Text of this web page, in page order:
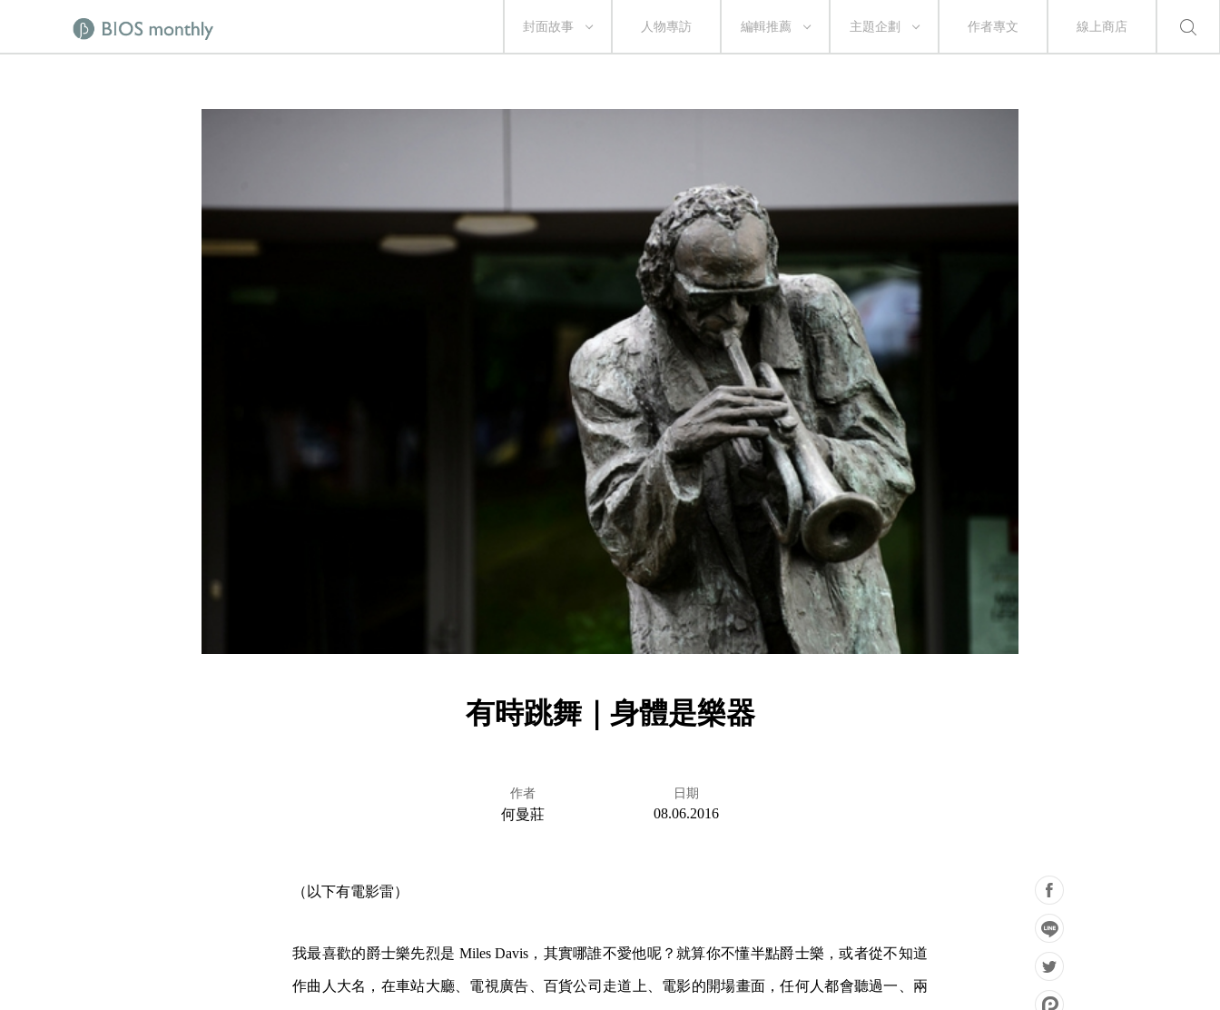
封面故事 人物專訪 編輯推薦 主題企劃 作者專文 線上商店
有時跳舞｜身體是樂器
作者
何曼莊
日期
08.06.2016
（以下有電影雷）
我最喜歡的爵士樂先烈是 Miles Davis，其實哪誰不愛他呢？就算你不懂半點爵士樂，或者從不知道
作曲人大名，在車站大廳、電視廣告、百貨公司走道上、電影的開場畫面，任何人都會聽過一、兩